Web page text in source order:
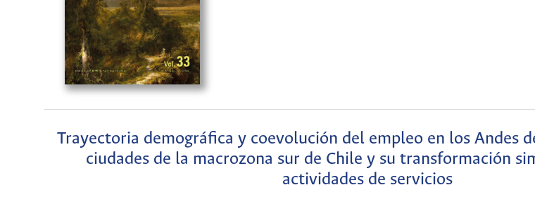
Trayectoria demográfica y coevolución del empleo en los Andes
ciudades de la macrozona sur de Chile y su transformación
actividades de servicios